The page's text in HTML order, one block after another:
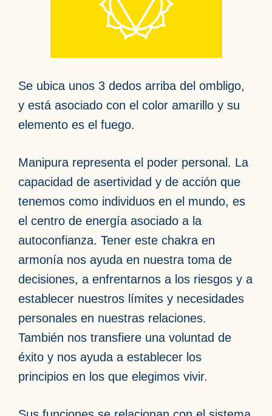
Se ubica unos 3 dedos arriba del ombligo,
y está asociado con el color amarillo y su
elemento es el fuego.
Manipura representa el poder personal. La
capacidad de asertividad y de acción que
tenemos como individuos en el mundo, es
el centro de energía asociado a la
autoconfianza. Tener este chakra en
armonía nos ayuda en nuestra toma de
decisiones, a enfrentarnos a los riesgos y a
establecer nuestros límites y necesidades
personales en nuestras relaciones.
También nos transfiere una voluntad de
éxito y nos ayuda a establecer los
principios en los que elegimos vivir.